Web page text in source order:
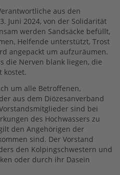
aus den
Juni 2024, von der Solidarität
werden Sandsäcke befüllt,
Helfende unterstützt, Trost
angepackt um aufzuräumen.
die Nerven blank liegen, die
kostet.
um alle Betroffenen,
aus dem Diözesanverband
sind bei
des Hochwassers zu
den Angehörigen der
sind. Der Vorstand
den Kolpingschwestern und
oder durch ihr Dasein